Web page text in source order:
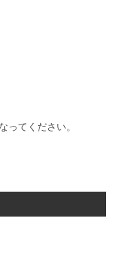
ってください。